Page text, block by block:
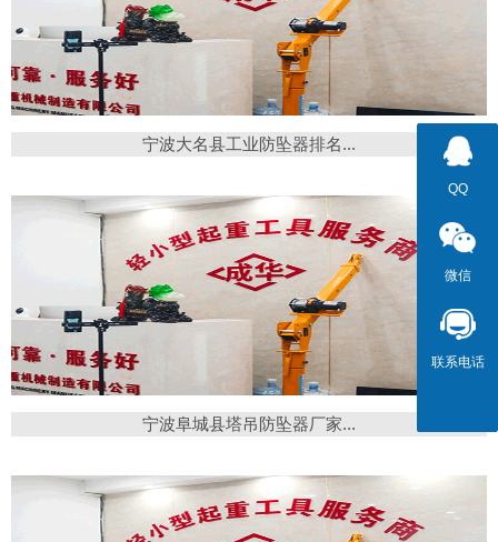
宁波大名县工业防坠器排名...
宁波阜城县塔吊防坠器厂家...
QQ
微信
联系电话
QQ
微信
联系电话